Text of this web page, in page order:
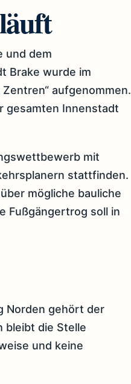
und dem
Brake wurde im
aufgenommen.
gesamten Innenstadt
mit
stattfinden.
mögliche bauliche
Fußgängertrog soll in
Norden gehört der
bleibt die Stelle
und keine